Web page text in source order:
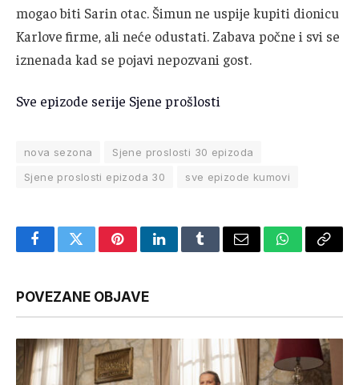
mogao biti Sarin otac. Šimun ne uspije kupiti dionicu
Karlove firme, ali neće odustati. Zabava počne i svi se
iznenada kad se pojavi nepozvani gost.
Sve epizode serije Sjene prošlosti
nova sezona
Sjene proslosti 30 epizoda
Sjene proslosti epizoda 30
sve epizode kumovi
FacebookTwitterPinterestLinkedInTumblrEmail WhatsApp
Copy
POVEZANE OBJAVE